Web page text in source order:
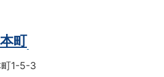
町
1-5-3